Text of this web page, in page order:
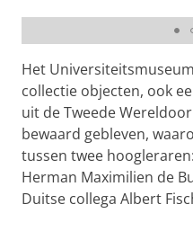
Het
collectie objecten, ook
uit de Tweede
bewaard gebleven,
tussen twee
Herman Maximilien de
Duitse collega Albert